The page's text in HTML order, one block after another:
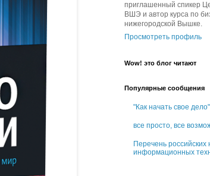
приглашенный спикер
ВШЭ и автор курса по
нижегородской Вышке.
Просмотреть профиль
Wow! это блог читают
Популярные сообщения
"Как начать свое
все просто, все
Перечень
информационных